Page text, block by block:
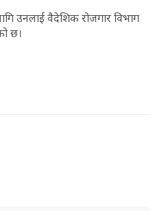
उनलाई वैदेशिक रोजगार विभाग
छ।